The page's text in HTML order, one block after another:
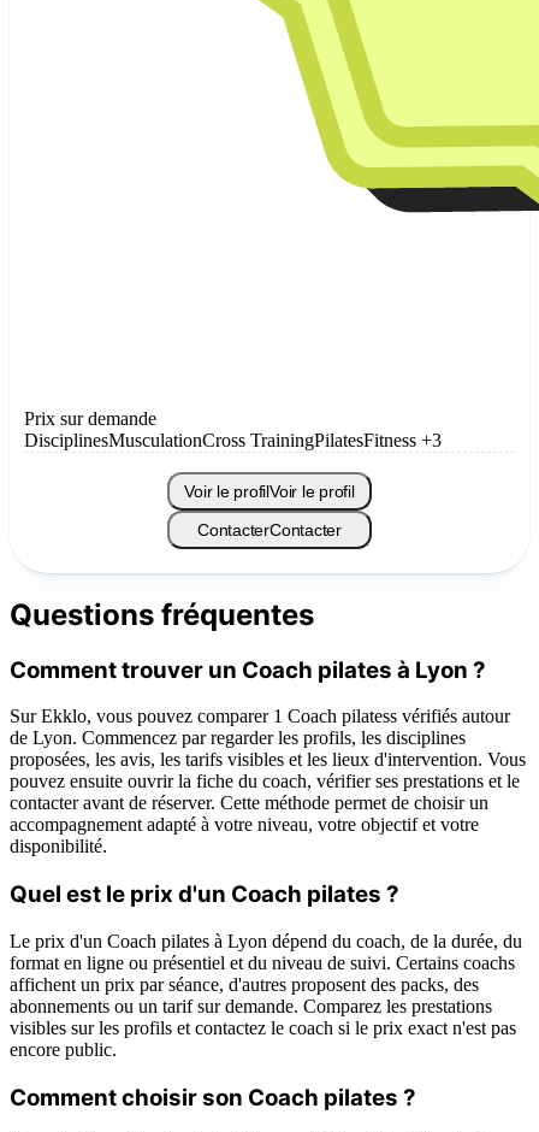
Prix sur demande
DisciplinesMusculationCross TrainingPilatesFitness +3
Voir le profilVoir le profil
ContacterContacter
Questions fréquentes
Comment trouver un Coach pilates à Lyon ?
Sur Ekklo, vous pouvez comparer 1 Coach pilatess vérifiés autour
de Lyon. Commencez par regarder les profils, les disciplines
proposées, les avis, les tarifs visibles et les lieux d'intervention. Vous
pouvez ensuite ouvrir la fiche du coach, vérifier ses prestations et le
contacter avant de réserver. Cette méthode permet de choisir un
accompagnement adapté à votre niveau, votre objectif et votre
disponibilité.
Quel est le prix d'un Coach pilates ?
Le prix d'un Coach pilates à Lyon dépend du coach, de la durée, du
format en ligne ou présentiel et du niveau de suivi. Certains coachs
affichent un prix par séance, d'autres proposent des packs, des
abonnements ou un tarif sur demande. Comparez les prestations
visibles sur les profils et contactez le coach si le prix exact n'est pas
encore public.
Comment choisir son Coach pilates ?